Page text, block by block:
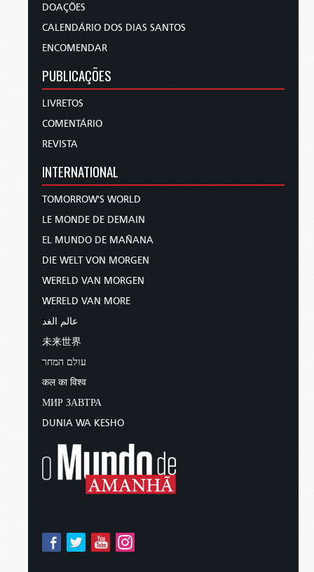
DOAÇÕES
CALENDÁRIO DOS DIAS SANTOS
ENCOMENDAR
PUBLICAÇÕES
LIVRETOS
COMENTÁRIO
REVISTA
INTERNATIONAL
TOMORROW'S WORLD
LE MONDE DE DEMAIN
EL MUNDO DE MAÑANA
DIE WELT VON MORGEN
WERELD VAN MORGEN
WERELD VAN MORE
عالم الغد
未来世界
עולם המחר
कल का विश्व
МИР ЗАВТРА
DUNIA WA KESHO